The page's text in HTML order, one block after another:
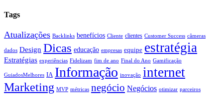
Tags
Atualizações Backlinks benefícios Cliente clientes Customer Success câmeras
dados Design Dicas educação empresas equipe estratégia
Estratégias experiências Fidelizam fim de ano Final do Ano Gamificação
GuiadosMelhores IA Informação inovação internet
Marketing MVP métricas negócio Negócios otimizar parceiros